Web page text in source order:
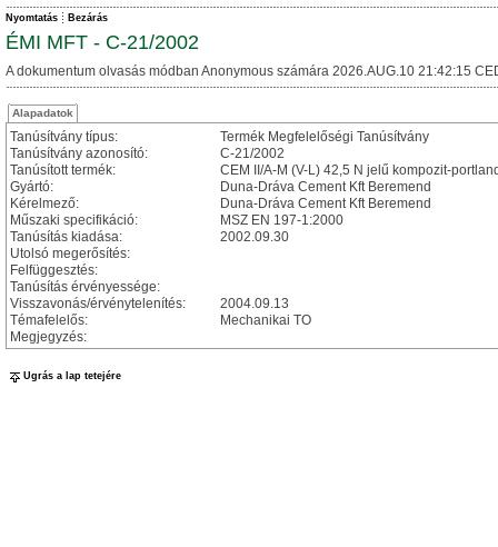
Nyomtatás Bezárás
ÉMI MFT - C-21/2002
A dokumentum olvasás módban Anonymous számára 2026.AUG.10 21:42:15
Alapadatok
Tanúsítvány típus:
Termék Megfelelőségi Tanúsítvány
Tanúsítvány azonosító:
C-21/2002
Tanúsított termék:
CEM II/A-M (V-L) 42,5 N jelű kompozit-
Gyártó:
Duna-Dráva Cement Kft Beremend
Kérelmező:
Duna-Dráva Cement Kft Beremend
Műszaki specifikáció:
MSZ EN 197-1:2000
Tanúsítás kiadása:
2002.09.30
Utolsó megerősítés:
Felfüggesztés:
Tanúsítás érvényessége:
Visszavonás/érvénytelenítés:
2004.09.13
Témafelelős:
Mechanikai TO
Megjegyzés:
Ugrás a lap tetejére